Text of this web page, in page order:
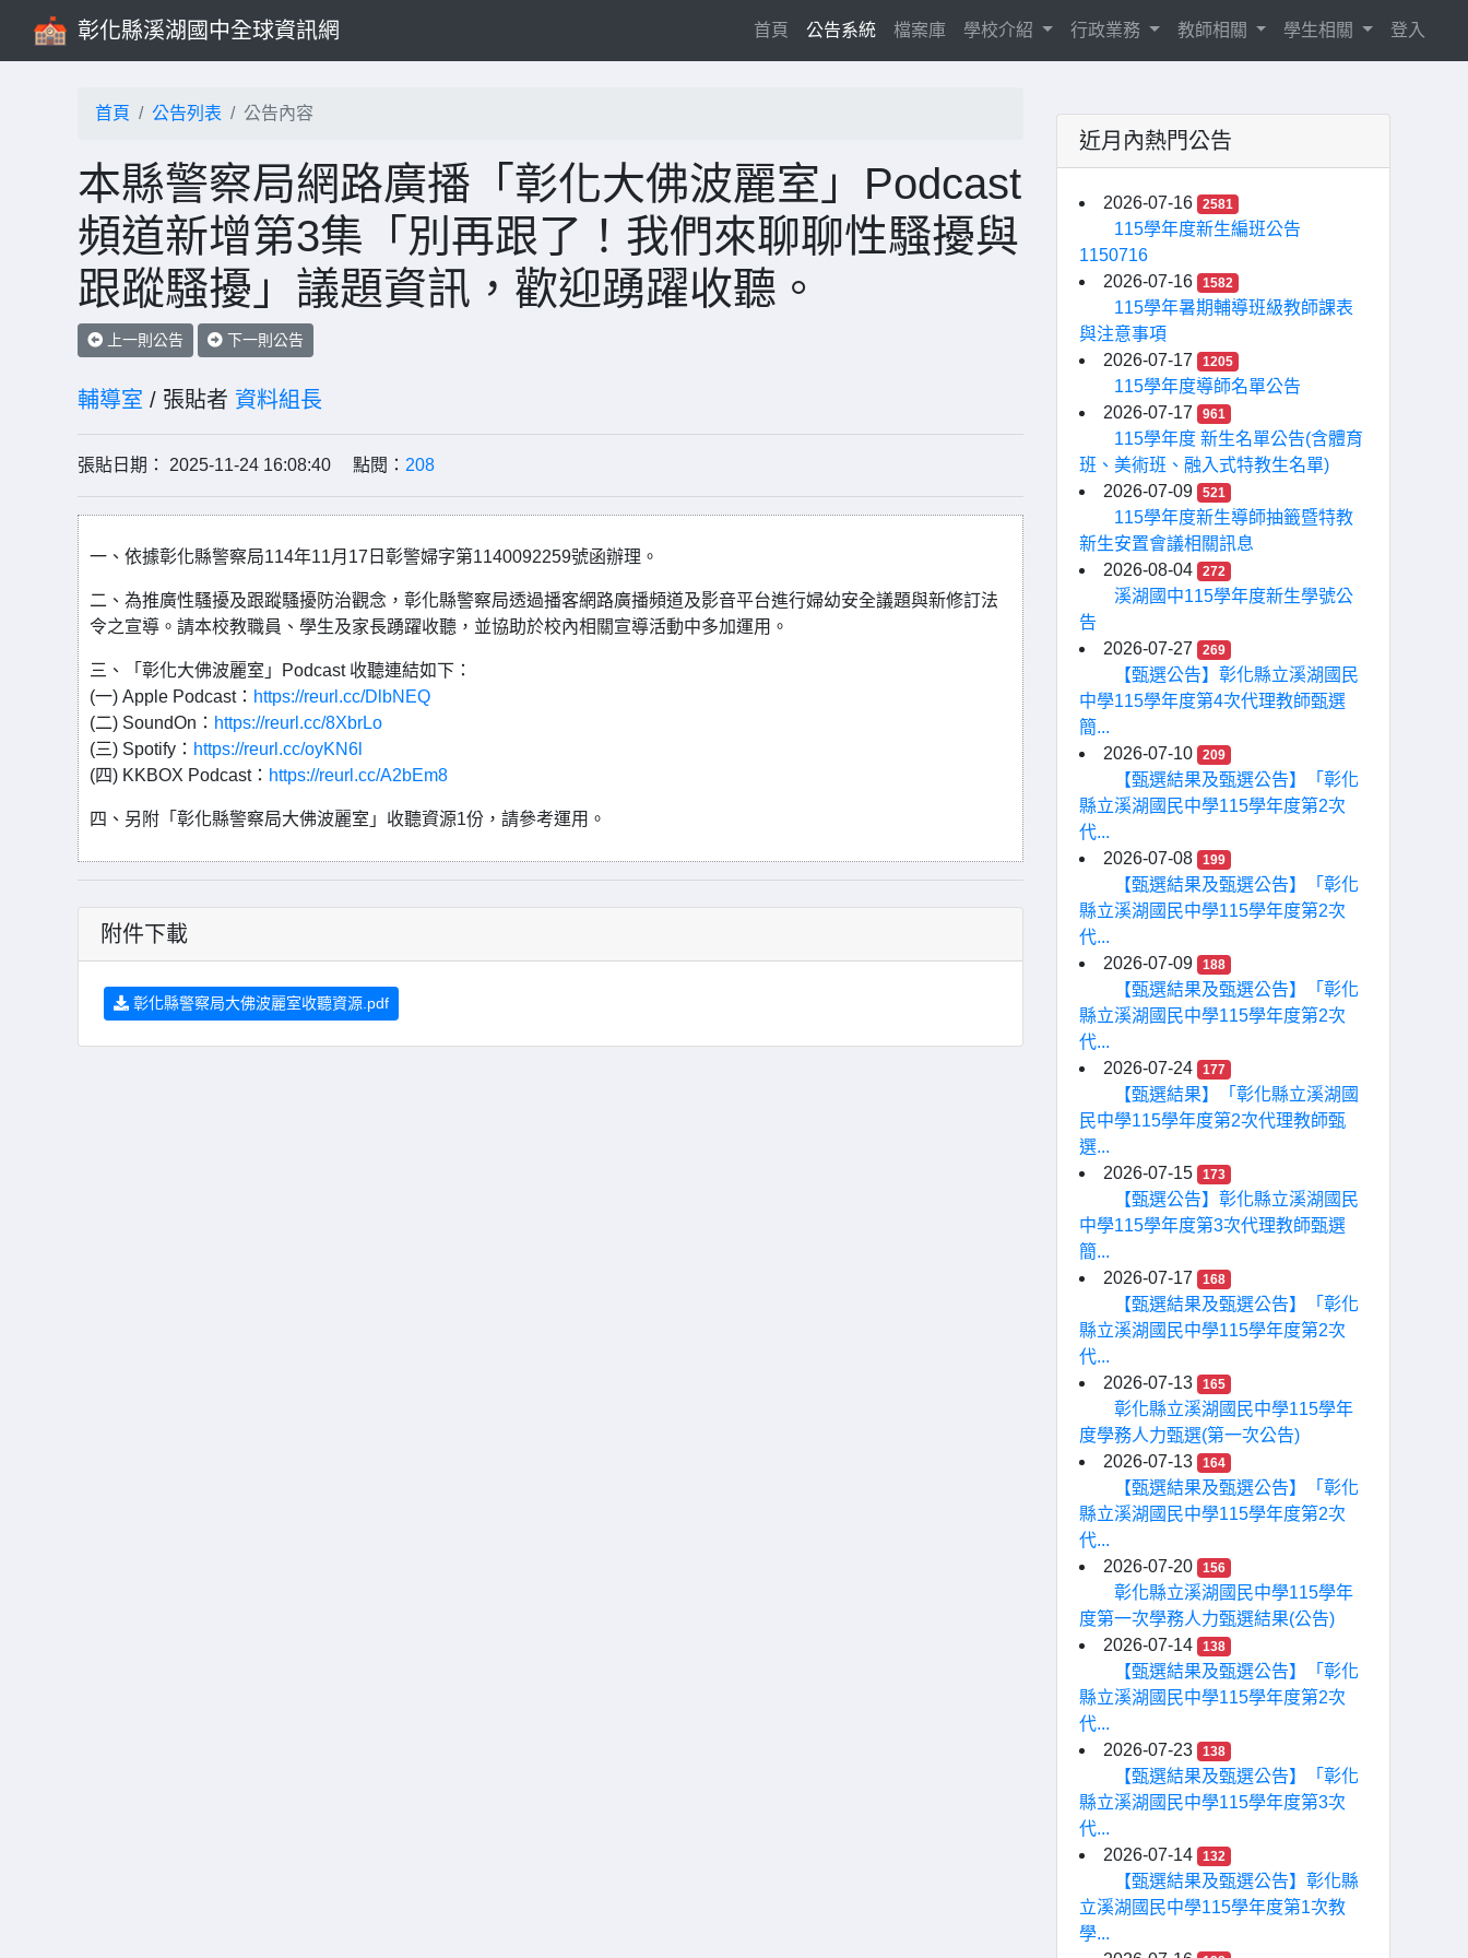
彰化縣溪湖國中全球資訊網 首頁 (current)
公告系統 檔案庫 學校介紹 行政業務 教師相關 學生相關 登入
首頁 公告列表 公告內容
本縣警察局網路廣播「彰化大佛波麗室」Podcast
頻道新增第3集「別再跟了！我們來聊聊性騷擾與
跟蹤騷擾」議題資訊，歡迎踴躍收聽。
上一則公告 下一則公告
輔導室 / 張貼者 資料組長
張貼日期： 2025-11-24 16:08:40 點閱： 208
一、依據彰化縣警察局114年11月17日彰警婦字第1140092259號函辦理。
二、為推廣性騷擾及跟蹤騷擾防治觀念，彰化縣警察局透過播客網路廣播頻道及影音平台進行婦幼安全議題與新修訂法
令之宣導。請本校教職員、學生及家長踴躍收聽，並協助於校內相關宣導活動中多加運用。
三、「彰化大佛波麗室」Podcast 收聽連結如下：
(一) Apple Podcast： https://reurl.cc/DlbNEQ
(二) SoundOn： https://reurl.cc/8XbrLo
(三) Spotify： https://reurl.cc/oyKN6l
(四) KKBOX Podcast： https://reurl.cc/A2bEm8
四、另附「彰化縣警察局大佛波麗室」收聽資源1份，請參考運用。
附件下載
彰化縣警察局大佛波麗室收聽資源.pdf
近月內熱門公告
2026-07-16 2581
115學年度新生編班公告
1150716
2026-07-16
1582
115學年暑期輔導班級教師課表
與注意事項
2026-07-17
1205
115學年度導師名單公告
2026-07-17
961
115學年度 新生名單公告(含體育
班、美術班、融入式特教生名單)
2026-07-09
521
115學年度新生導師抽籤暨特教
新生安置會議相關訊息
2026-08-04
272
溪湖國中115學年度新生學號公
告
2026-07-27
269
【甄選公告】彰化縣立溪湖國民
中學115學年度第4次代理教師甄選
簡...
2026-07-10
209
【甄選結果及甄選公告】「彰化
縣立溪湖國民中學115學年度第2次
代...
2026-07-08
199
【甄選結果及甄選公告】「彰化
縣立溪湖國民中學115學年度第2次
代...
2026-07-09
188
【甄選結果及甄選公告】「彰化
縣立溪湖國民中學115學年度第2次
代...
2026-07-24
177
【甄選結果】「彰化縣立溪湖國
民中學115學年度第2次代理教師甄
選...
2026-07-15
173
【甄選公告】彰化縣立溪湖國民
中學115學年度第3次代理教師甄選
簡...
2026-07-17
168
【甄選結果及甄選公告】「彰化
縣立溪湖國民中學115學年度第2次
代...
2026-07-13
165
彰化縣立溪湖國民中學115學年
度學務人力甄選(第一次公告)
2026-07-13
164
【甄選結果及甄選公告】「彰化
縣立溪湖國民中學115學年度第2次
代...
2026-07-20
156
彰化縣立溪湖國民中學115學年
度第一次學務人力甄選結果(公告)
2026-07-14
138
【甄選結果及甄選公告】「彰化
縣立溪湖國民中學115學年度第2次
代...
2026-07-23
138
【甄選結果及甄選公告】「彰化
縣立溪湖國民中學115學年度第3次
代...
2026-07-14
132
【甄選結果及甄選公告】彰化縣
立溪湖國民中學115學年度第1次教
學...